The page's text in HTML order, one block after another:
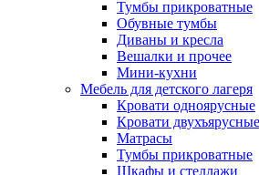
Тумбы прикроватные
Обувные тумбы
Диваны и кресла
Вешалки и прочее
Мини-кухни
Мебель для детского лагеря
Кровати одноярусные
Кровати двухъярусные
Матрасы
Тумбы прикроватные
Шкафы и стеллажи